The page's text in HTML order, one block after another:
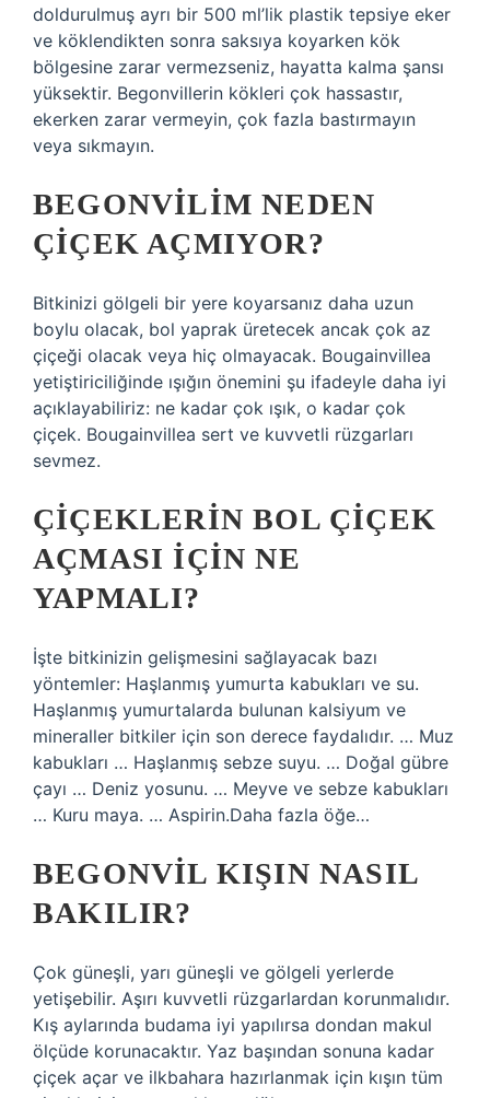
doldurulmuş ayrı bir 500 ml’lik plastik tepsiye eker
ve köklendikten sonra saksıya koyarken kök
bölgesine zarar vermezseniz, hayatta kalma şansı
yüksektir. Begonvillerin kökleri çok hassastır,
ekerken zarar vermeyin, çok fazla bastırmayın
veya sıkmayın.
BEGONVILIM NEDEN
ÇIÇEK AÇMIYOR?
Bitkinizi gölgeli bir yere koyarsanız daha uzun
boylu olacak, bol yaprak üretecek ancak çok az
çiçeği olacak veya hiç olmayacak. Bougainvillea
yetiştiriciliğinde ışığın önemini şu ifadeyle daha iyi
açıklayabiliriz: ne kadar çok ışık, o kadar çok
çiçek. Bougainvillea sert ve kuvvetli rüzgarları
sevmez.
ÇIÇEKLERIN BOL ÇIÇEK
AÇMASI IÇIN NE
YAPMALI?
İşte bitkinizin gelişmesini sağlayacak bazı
yöntemler: Haşlanmış yumurta kabukları ve su.
Haşlanmış yumurtalarda bulunan kalsiyum ve
mineraller bitkiler için son derece faydalıdır. … Muz
kabukları … Haşlanmış sebze suyu. … Doğal gübre
çayı … Deniz yosunu. … Meyve ve sebze kabukları
… Kuru maya. … Aspirin.Daha fazla öğe…
BEGONVIL KIŞIN NASIL
BAKILIR?
Çok güneşli, yarı güneşli ve gölgeli yerlerde
yetişebilir. Aşırı kuvvetli rüzgarlardan korunmalıdır.
Kış aylarında budama iyi yapılırsa dondan makul
ölçüde korunacaktır. Yaz başından sonuna kadar
çiçek açar ve ilkbahara hazırlanmak için kışın tüm